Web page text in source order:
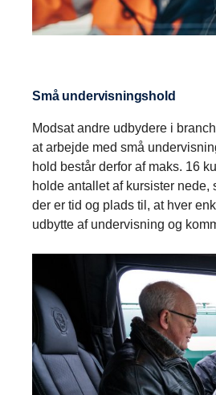
Små undervisningshold
Modsat andre udbydere i
at arbejde med små
hold består derfor af maks. 16
holde antallet af kursister nede,
der er tid og plads til, at hver
udbytte af undervisning og